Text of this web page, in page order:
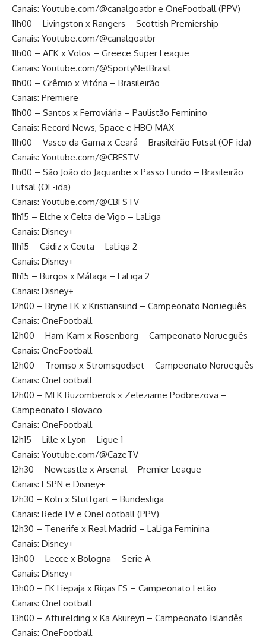
Canais: Youtube.com/@canalgoatbr e OneFootball (PPV)
11h00 – Livingston x Rangers – Scottish Premiership
Canais: Youtube.com/@canalgoatbr
11h00 – AEK x Volos – Greece Super League
Canais: Youtube.com/@SportyNetBrasil
11h00 – Grêmio x Vitória – Brasileirão
Canais: Premiere
11h00 – Santos x Ferroviária – Paulistão Feminino
Canais: Record News, Space e HBO MAX
11h00 – Vasco da Gama x Ceará – Brasileirão Futsal (OF-ida)
Canais: Youtube.com/@CBFSTV
11h00 – São João do Jaguaribe x Passo Fundo – Brasileirão
Futsal (OF-ida)
Canais: Youtube.com/@CBFSTV
11h15 – Elche x Celta de Vigo – LaLiga
Canais: Disney+
11h15 – Cádiz x Ceuta – LaLiga 2
Canais: Disney+
11h15 – Burgos x Málaga – LaLiga 2
Canais: Disney+
12h00 – Bryne FK x Kristiansund – Campeonato Norueguês
Canais: OneFootball
12h00 – Ham-Kam x Rosenborg – Campeonato Norueguês
Canais: OneFootball
12h00 – Tromso x Stromsgodset – Campeonato Norueguês
Canais: OneFootball
12h00 – MFK Ruzomberok x Zeleziarne Podbrezova –
Campeonato Eslovaco
Canais: OneFootball
12h15 – Lille x Lyon – Ligue 1
Canais: Youtube.com/@CazeTV
12h30 – Newcastle x Arsenal – Premier League
Canais: ESPN e Disney+
12h30 – Köln x Stuttgart – Bundesliga
Canais: RedeTV e OneFootball (PPV)
12h30 – Tenerife x Real Madrid – LaLiga Feminina
Canais: Disney+
13h00 – Lecce x Bologna – Serie A
Canais: Disney+
13h00 – FK Liepaja x Rigas FS – Campeonato Letão
Canais: OneFootball
13h00 – Afturelding x Ka Akureyri – Campeonato Islandês
Canais: OneFootball